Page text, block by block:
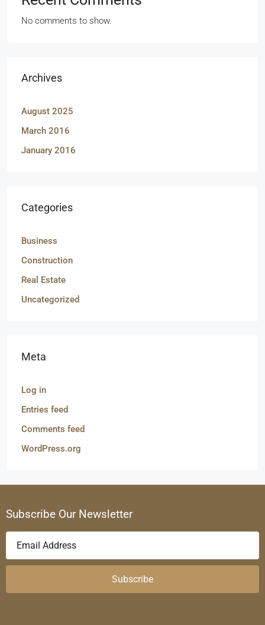
No comments to show.
Archives
August 2025
March 2016
January 2016
Categories
Business
Construction
Real Estate
Uncategorized
Meta
Log in
Entries feed
Comments feed
WordPress.org
Subscribe Our Newsletter
Subscribe